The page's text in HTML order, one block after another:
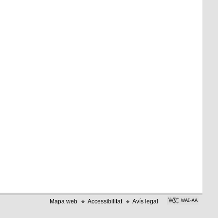
Mapa web Accessibilitat Avís legal